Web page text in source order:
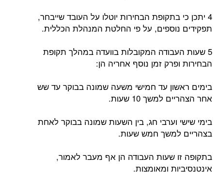
4 יתכן כי בתקופת הבחירות יוטלו על העובד שייבחר,
תפקידים נוספים, על פי החלטת המנהלת הכללית.
5 שעות העבודה המקובלות בוועדה במהלך תקופת
הבחירות ופרק זמן נוסף אחריה הן:
בימים ראשון עד חמישי משעה שמונה בבוקר עד שש
אחר הצהריים למשך 10 שעות.
בימי שישי וערבי חג, בין השעות שמונה בבוקר לאחת
בצהריים למשך חמש שעות.
בתקופה זו שעות העבודה הן אף מעבר לאמור,
אינטנסיביות ומאומצות.